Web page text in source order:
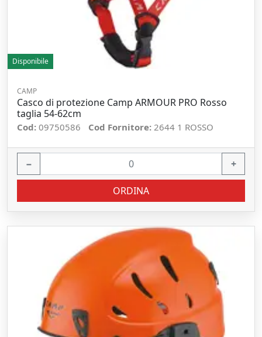
Disponibile
CAMP
Casco di protezione Camp ARMOUR PRO Rosso
taglia 54-62cm
Cod: 09750586 Cod Fornitore: 2644 1 ROSSO
− +
ORDINA